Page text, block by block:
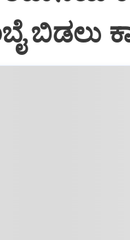
ಬಿಡಲು